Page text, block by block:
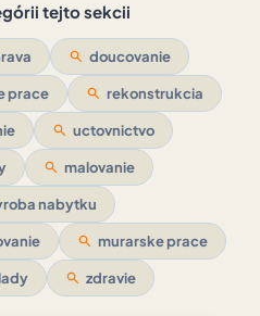
tejto sekcii
search doucovanie
prace search rekonstrukcia
search uctovnictvo
search malovanie
nabytku
search murarske prace
search zdravie